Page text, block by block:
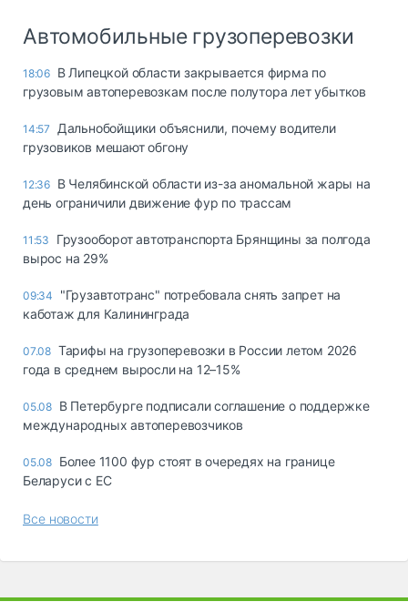
Автомобильные грузоперевозки
18:06 В Липецкой области закрывается фирма по
грузовым автоперевозкам после полутора лет убытков
14:57
Дальнобойщики объяснили, почему водители
грузовиков мешают обгону
12:36 В Челябинской области из-за аномальной жары на
день ограничили движение фур по трассам
11:53
Грузооборот автотранспорта Брянщины за полгода
вырос на 29%
09:34
"Грузавтотранс" потребовала снять запрет на
каботаж для Калининграда
07.08 Тарифы на грузоперевозки в России летом 2026
года в среднем выросли на 12–15%
05.08 В Петербурге подписали соглашение о поддержке
международных автоперевозчиков
05.08 Более 1100 фур стоят в очередях на границе
Беларуси с ЕС
Все новости